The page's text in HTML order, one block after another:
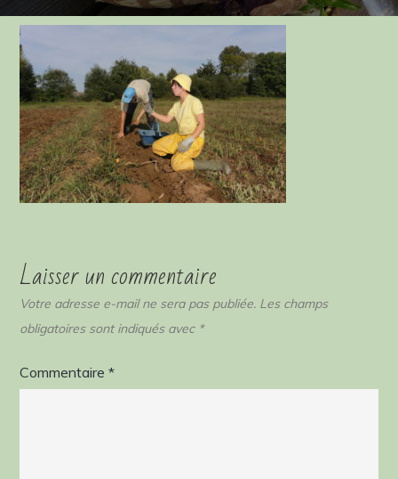
Laisser un commentaire
Votre adresse e-mail ne sera pas publiée. Les champs
obligatoires sont indiqués avec *
Commentaire*